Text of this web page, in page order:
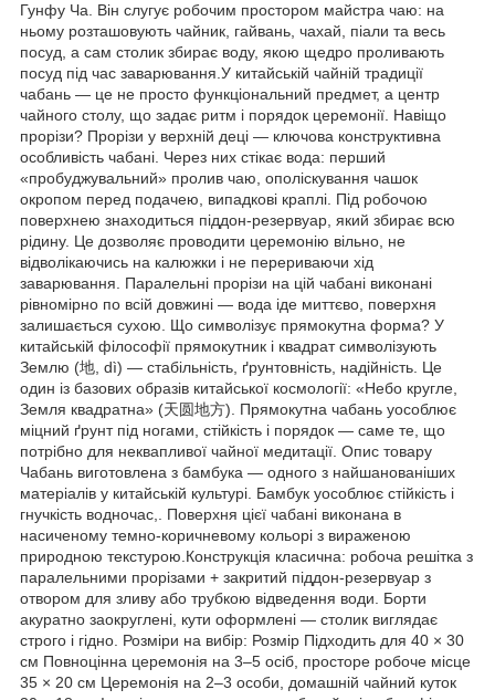
Гунфу Ча. Він слугує робочим простором майстра чаю: на
ньому розташовують чайник, гайвань, чахай, піали та весь
посуд, а сам столик збирає воду, якою щедро проливають
посуд під час заварювання.У китайській чайній традиції
чабань — це не просто функціональний предмет, а центр
чайного столу, що задає ритм і порядок церемонії. Навіщо
прорізи? Прорізи у верхній деці — ключова конструктивна
особливість чабані. Через них стікає вода: перший
«пробуджувальний» пролив чаю, ополіскування чашок
окропом перед подачею, випадкові краплі. Під робочою
поверхнею знаходиться піддон-резервуар, який збирає всю
рідину. Це дозволяє проводити церемонію вільно, не
відволікаючись на калюжки і не перериваючи хід
заварювання. Паралельні прорізи на цій чабані виконані
рівномірно по всій довжині — вода іде миттєво, поверхня
залишається сухою. Що символізує прямокутна форма? У
китайській філософії прямокутник і квадрат символізують
Землю (地, dì) — стабільність, ґрунтовність, надійність. Це
один із базових образів китайської космології: «Небо кругле,
Земля квадратна» (天圆地方). Прямокутна чабань уособлює
міцний ґрунт під ногами, стійкість і порядок — саме те, що
потрібно для неквапливої чайної медитації. Опис товару
Чабань виготовлена з бамбука — одного з найшанованіших
матеріалів у китайській культурі. Бамбук уособлює стійкість і
гнучкість водночас,. Поверхня цієї чабані виконана в
насиченому темно-коричневому кольорі з вираженою
природною текстурою.Конструкція класична: робоча решітка з
паралельними прорізами + закритий піддон-резервуар з
отвором для зливу або трубкою відведення води. Борти
акуратно заокруглені, кути оформлені — столик виглядає
строго і гідно. Розміри на вибір: Розмір Підходить для 40 × 30
см Повноцінна церемонія на 3–5 осіб, просторе робоче місце
35 × 20 см Церемонія на 2–3 особи, домашній чайний куток